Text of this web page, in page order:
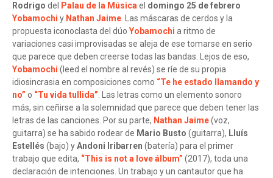
Rodrigo del Palau de la Músicael domingo 25 de febrero
Yobamochi y Nathan Jaime. Las máscaras de cerdos y la
propuesta iconoclasta del dúo Yobamochi a ritmo de
variaciones casi improvisadas se aleja de ese tomarse en serio
que parece que deben creerse todas las bandas. Lejos de eso,
Yobamochi (leed el nombre al revés) se ríe de su propia
idiosincrasia en composiciones como “Te he estado llamando y
no” o “Tu vida tullida”. Las letras como un elemento sonoro
más, sin ceñirse a la solemnidad que parece que deben tener las
letras de las canciones. Por su parte, Nathan Jaime(voz,
guitarra) se ha sabido rodear de Mario Busto (guitarra), Lluís
Estellés (bajo) yAndoni Iribarren (batería) para el primer
trabajo que edita, “This is not a love álbum” (2017), toda una
declaración de intenciones. Un trabajo y un cantautor que ha